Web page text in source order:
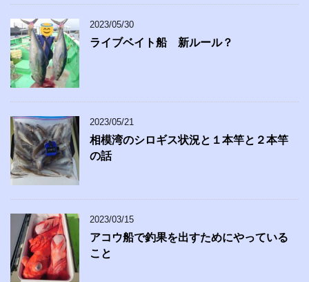
2023/05/30
ライブベイト船 新ルール？
2023/05/21
相模湾のシロギス状況と１本竿と２本竿
の話
2023/03/15
アコウ船で釣果を出すためにやっている
こと